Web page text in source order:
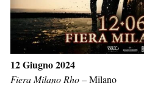
12 Giugno 2024
Fiera Milano Rho–Milano